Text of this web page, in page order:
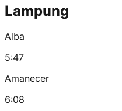
Lampung
Alba
5:47
Amanecer
6:08